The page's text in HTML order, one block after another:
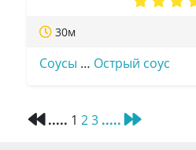
30м
Соусы … Острый соус
..... 1 23 .....